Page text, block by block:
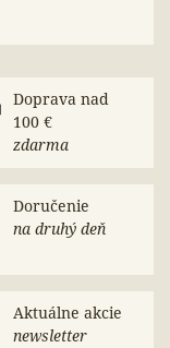
Doprava nad
100 €
zdarma
Doručenie
na druhý deň
Aktuálne akcie
newsletter